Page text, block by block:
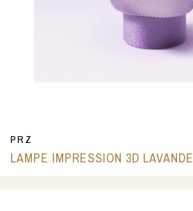
PRZ
LAMPE IMPRESSION 3D LAVANDE